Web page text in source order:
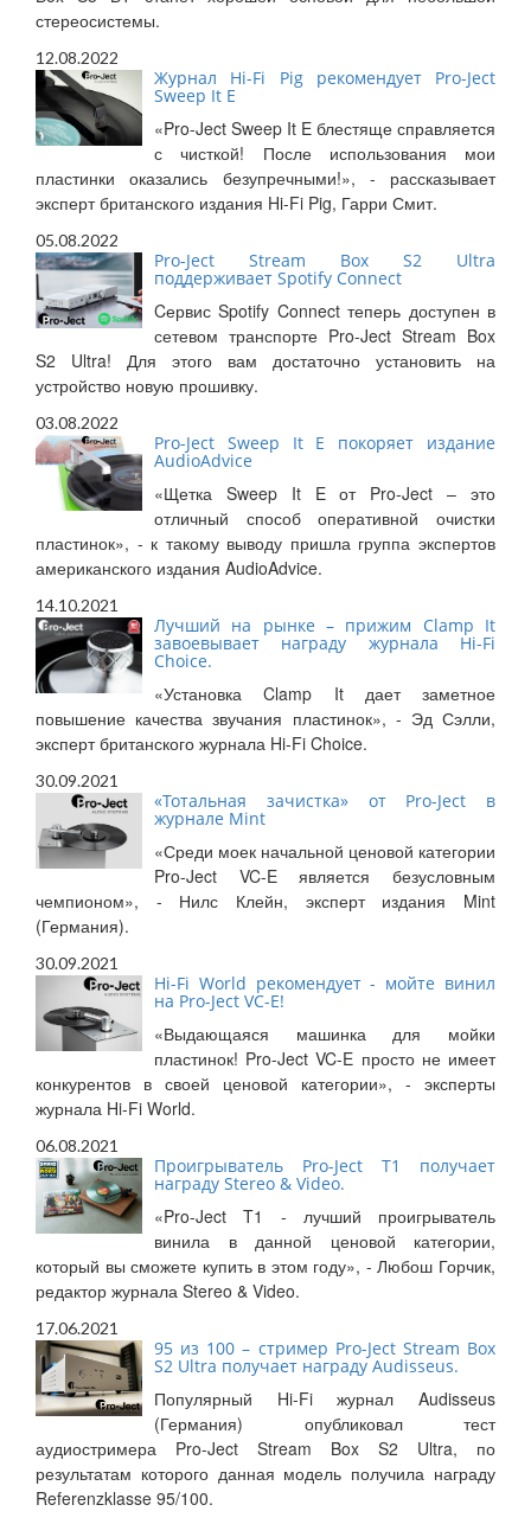
стереосистемы.
12.08.2022
Журнал Hi-Fi Pig рекомендует Pro-Ject
Sweep It E
«Pro-Ject Sweep It E блестяще справляется
с чисткой! После использования мои
пластинки оказались безупречными!», - рассказывает
эксперт британского издания Hi-Fi Pig, Гарри Смит.
05.08.2022
Pro-Ject Stream Box S2 Ultra
поддерживает Spotify Connect
Cервис Spotify Connect теперь доступен в
сетевом транспорте Pro-Ject Stream Box
S2 Ultra! Для этого вам достаточно установить на
устройство новую прошивку.
03.08.2022
Pro-Ject Sweep It E покоряет издание
AudioAdvice
«Щетка Sweep It E от Pro-Ject – это
отличный способ оперативной очистки
пластинок», - к такому выводу пришла группа экспертов
американского издания AudioAdvice.
14.10.2021
Лучший на рынке – прижим Clamp It
завоевывает награду журнала Hi-Fi
Choice.
«Установка Clamp It дает заметное
повышение качества звучания пластинок», - Эд Сэлли,
эксперт британского журнала Hi-Fi Choice.
30.09.2021
«Тотальная зачистка» от Pro-Ject в
журнале Mint
«Среди моек начальной ценовой категории
Pro-Ject VC-E является безусловным
чемпионом», - Нилс Клейн, эксперт издания Mint
(Германия).
30.09.2021
Hi-Fi World рекомендует - мойте винил
на Pro-Ject VC-E!
«Выдающаяся машинка для мойки
пластинок! Pro-Ject VC-E просто не имеет
конкурентов в своей ценовой категории», - эксперты
журнала Hi-Fi World.
06.08.2021
Проигрыватель Pro-Ject T1 получает
награду Stereo & Video.
«Pro-Ject T1 - лучший проигрыватель
винила в данной ценовой категории,
который вы сможете купить в этом году», - Любош Горчик,
редактор журнала Stereo & Video.
17.06.2021
95 из 100 – стример Pro-Ject Stream Box
S2 Ultra получает награду Audisseus.
Популярный Hi-Fi журнал Audisseus
(Германия) опубликовал тест
аудиостримера Pro-Ject Stream Box S2 Ultra, по
результатам которого данная модель получила награду
Referenzklasse 95/100.